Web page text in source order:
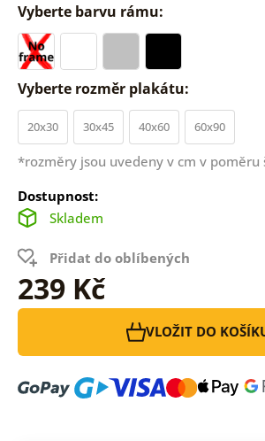
Vyberte barvu rámu:
Vyberte rozměr plakátu:
20x30 30x45 40x60 60x90
*rozměry jsou uvedeny v cm v poměru
Dostupnost:
Skladem
Přidat do oblíbených
239 Kč
VLOŽIT DO